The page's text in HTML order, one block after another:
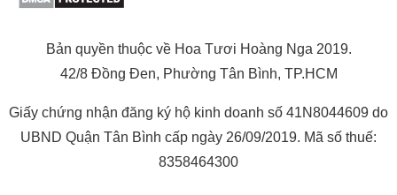
Bản quyền thuộc về Hoa Tươi Hoàng Nga 2019.
42/8 Đồng Đen, Phường Tân Bình, TP.HCM
Giấy chứng nhận đăng ký hộ kinh doanh số 41N8044609 do
UBND Quận Tân Bình cấp ngày 26/09/2019. Mã số thuế:
8358464300